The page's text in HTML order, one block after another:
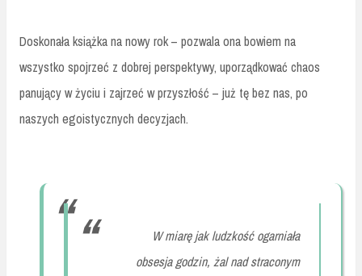
Doskonała książka na nowy rok – pozwala ona bowiem na
wszystko spojrzeć z dobrej perspektywy, uporządkować chaos
panujący w życiu i zajrzeć w przyszłość – już tę bez nas, po
naszych egoistycznych decyzjach.
W miarę jak ludzkość ogarniała
obsesja godzin, żal nad straconym